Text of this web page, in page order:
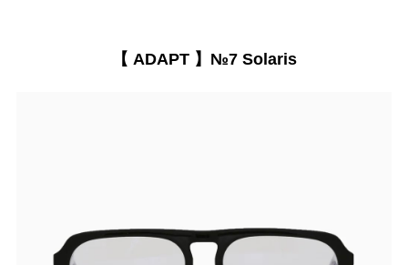
【 ADAPT 】№7 Solaris